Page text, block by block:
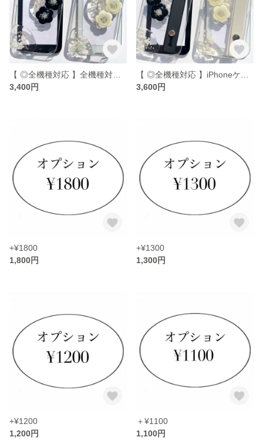
3,400円
3,600円
+¥1800
1,800円
+¥1300
1,300円
+¥1200
1,200円
＋¥1100
1,100円